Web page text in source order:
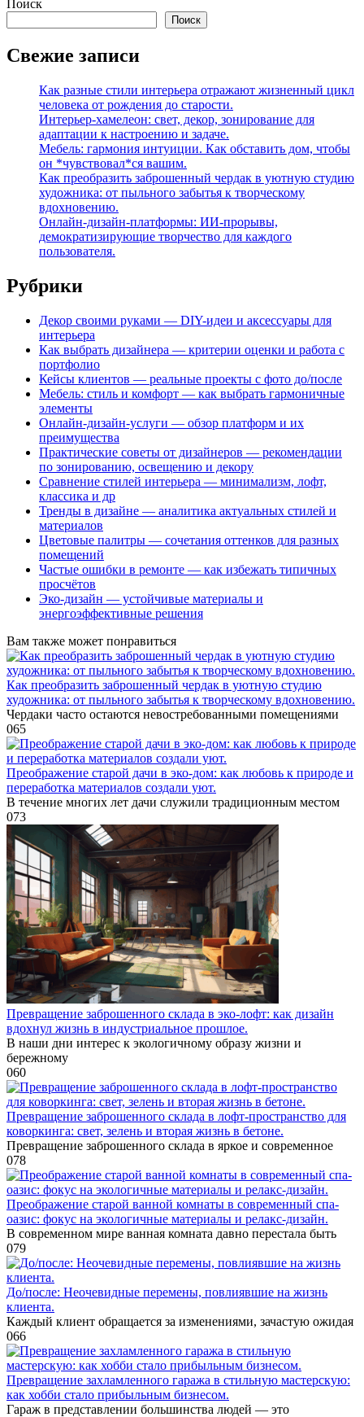
Поиск
Поиск
Свежие записи
Как разные стили интерьера отражают жизненный цикл
человека от рождения до старости.
Интерьер-хамелеон: свет, декор, зонирование для
адаптации к настроению и задаче.
Мебель: гармония интуиции. Как обставить дом, чтобы
он *чувствовал*ся вашим.
Как преобразить заброшенный чердак в уютную студию
художника: от пыльного забытья к творческому
вдохновению.
Онлайн-дизайн-платформы: ИИ-прорывы,
демократизирующие творчество для каждого
пользователя.
Рубрики
Декор своими руками — DIY-идеи и аксессуары для
интерьера
Как выбрать дизайнера — критерии оценки и работа с
портфолио
Кейсы клиентов — реальные проекты с фото до/после
Мебель: стиль и комфорт — как выбрать гармоничные
элементы
Онлайн-дизайн-услуги — обзор платформ и их
преимущества
Практические советы от дизайнеров — рекомендации
по зонированию, освещению и декору
Сравнение стилей интерьера — минимализм, лофт,
классика и др
Тренды в дизайне — аналитика актуальных стилей и
материалов
Цветовые палитры — сочетания оттенков для разных
помещений
Частые ошибки в ремонте — как избежать типичных
просчётов
Эко-дизайн — устойчивые материалы и
энергоэффективные решения
Вам также может понравиться
Как преобразить заброшенный чердак в уютную студию
художника: от пыльного забытья к творческому вдохновению.
Чердаки часто остаются невостребованными помещениями
065
Преображение старой дачи в эко-дом: как любовь к природе и
переработка материалов создали уют.
В течение многих лет дачи служили традиционным местом
073
Превращение заброшенного склада в эко-лофт: как дизайн
вдохнул жизнь в индустриальное прошлое.
В наши дни интерес к экологичному образу жизни и
бережному
060
Превращение заброшенного склада в лофт-пространство для
коворкинга: свет, зелень и вторая жизнь в бетоне.
Превращение заброшенного склада в яркое и современное
078
Преображение старой ванной комнаты в современный спа-
оазис: фокус на экологичные материалы и релакс-дизайн.
В современном мире ванная комната давно перестала быть
079
До/после: Неочевидные перемены, повлиявшие на жизнь
клиента.
Каждый клиент обращается за изменениями, зачастую ожидая
066
Превращение захламленного гаража в стильную мастерскую:
как хобби стало прибыльным бизнесом.
Гараж в представлении большинства людей — это